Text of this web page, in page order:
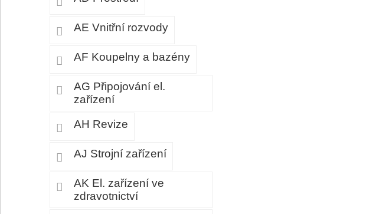
AE Vnitřní rozvody
AF Koupelny a bazény
AG Připojování el.
zařízení
AH Revize
AJ Strojní zařízení
AK El. zařízení ve
zdravotnictví